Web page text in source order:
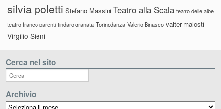
silvia poletti Stefano Massini Teatro alla Scala teatro delle albe
teatro franco parenti tindaro granata Torinodanza Valerio Binasco valter malosti
Virgilio Sieni
Cerca nel sito
Archivio
Archivio